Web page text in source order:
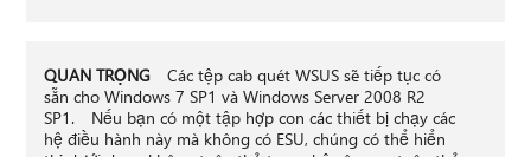
QUAN TRỌNGCác tệp cab quét WSUS sẽ tiếp tục có
sẵn cho Windows 7 SP1 và Windows Server 2008 R2
SP1. Nếu bạn có một tập hợp con các thiết bị chạy các
hệ điều hành này mà không có ESU, chúng có thể hiển